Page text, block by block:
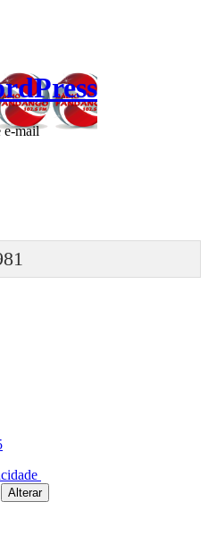
e-mail